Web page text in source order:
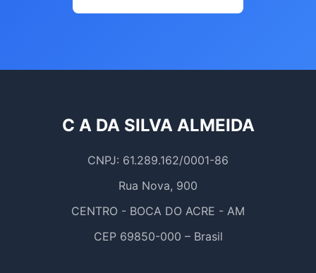
C A DA SILVA ALMEIDA
CNPJ: 61.289.162/0001-86
Rua Nova, 900
CENTRO - BOCA DO ACRE - AM
CEP 69850-000 – Brasil